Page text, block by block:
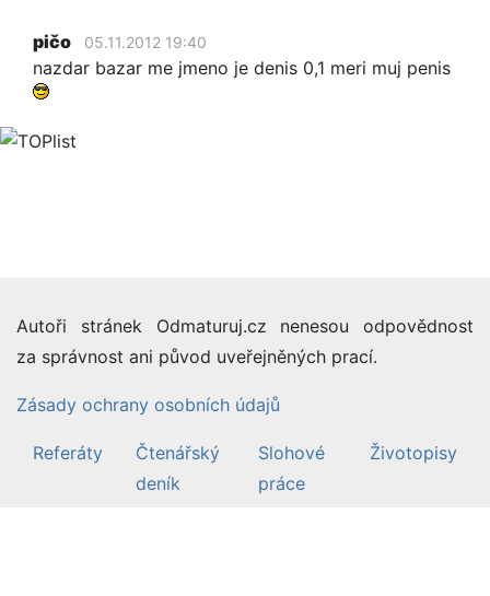
pičo 05.11.2012 19:40
nazdar bazar me jmeno je denis 0,1 meri muj penis
Autoři stránek Odmaturuj.cz nenesou odpovědnost
za správnost ani původ uveřejněných prací.
Zásady ochrany osobních údajů
Referáty
Čtenářský
deník
Slohové
práce
Životopisy